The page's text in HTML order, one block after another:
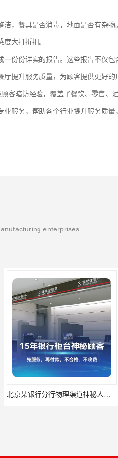
，餐具是否消毒，地面是否有杂物
大打折扣。
份份详实的报告。这些报告不仅包
提升服务质量，为顾客提供更好的
客暗访经验，覆盖了餐饮、零售、
服务，帮助各个行业提升服务质量
enterprises
北京某银行分行物理渠道神秘人检查服务质量